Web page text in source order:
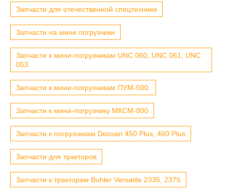
Запчасти для отечественной спецтехники
Запчасти на мини погрузчики
Запчасти к мини-погрузчикам UNC 060, UNC 061, UNC
053.
Запчасти к мини-погрузчикам ПУМ-500.
Запчасти к мини-погрузчику МКСМ-800
Запчасти к погрузчикам Doosan 450 Plus, 460 Plus
Запчасти для тракторов
Запчасти к тракторам Buhler Versatile 2335, 2375